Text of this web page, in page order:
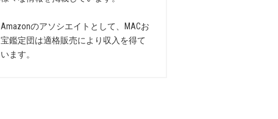
Amazonのアソシエイトとして、MACお
宝鑑定団は適格販売により収入を得て
います。